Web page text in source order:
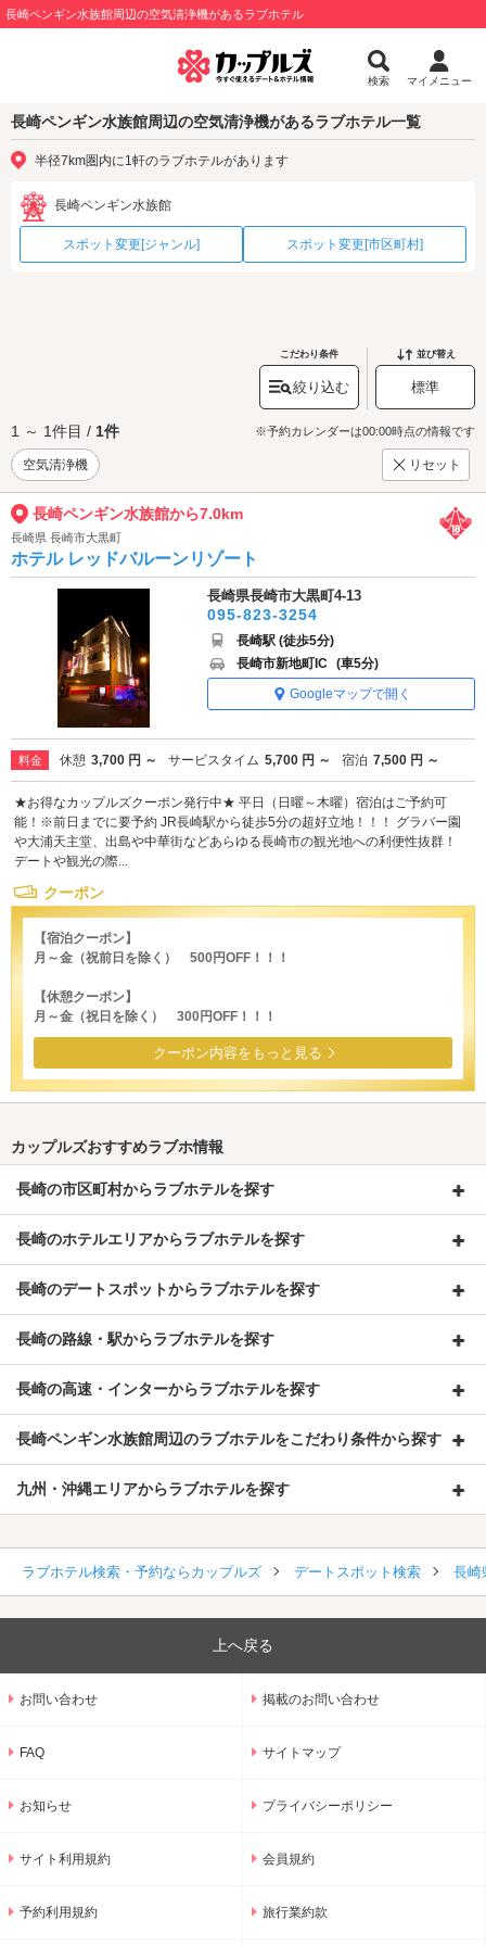
長崎ペンギン水族館周辺の空気清浄機があるラブホテル
検索 マイメニュー
長崎ペンギン水族館周辺の空気清浄機があるラブホテル一覧
半径7km圏内に1軒のラブホテルがあります
長崎ペンギン水族館
スポット変更[ジャンル] スポット変更[市区町村]
こだわり条件
絞り込む
並び替え
標準
1 ～ 1件目 / 1件 ※予約カレンダーは00:00時点の情報です
空気清浄機 リセット
長崎ペンギン水族館から7.0km
長崎県 長崎市大黒町
ホテル レッドバルーンリゾート
長崎県長崎市大黒町4-13
095-823-3254
長崎駅 (徒歩5分)
長崎市新地町IC (車5分)
Googleマップで開く
料金 休憩 3,700 円 ～ サービスタイム 5,700 円 ～ 宿泊 7,500 円 ～
★お得なカップルズクーポン発行中★ 平日（日曜～木曜）宿泊はご予約可
能！※前日までに要予約 JR長崎駅から徒歩5分の超好立地！！！ グラバー園
や大浦天主堂、出島や中華街などあらゆる長崎市の観光地への利便性抜群！
デートや観光の際...
クーポン
【宿泊クーポン】
月～金（祝前日を除く） 500円OFF！！！
【休憩クーポン】
月～金（祝日を除く） 300円OFF！！！
クーポン内容をもっと見る
カップルズおすすめラブホ情報
長崎の市区町村からラブホテルを探す
長崎のホテルエリアからラブホテルを探す
長崎のデートスポットからラブホテルを探す
長崎の路線・駅からラブホテルを探す
長崎の高速・インターからラブホテルを探す
長崎ペンギン水族館周辺のラブホテルをこだわり条件から探す
九州・沖縄エリアからラブホテルを探す
ラブホテル検索・予約ならカップルズ デートスポット検索 長崎
上へ戻る
お問い合わせ 掲載のお問い合わせ
FAQ サイトマップ
お知らせ プライバシーポリシー
サイト利用規約 会員規約
予約利用規約 旅行業約款